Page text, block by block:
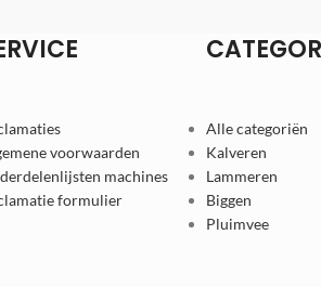
voorwaarden
machines
formulier
Alle categoriën
Kalveren
Lammeren
Biggen
Pluimvee